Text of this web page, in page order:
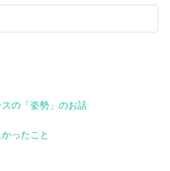
の「姿勢」のお話
ったこと